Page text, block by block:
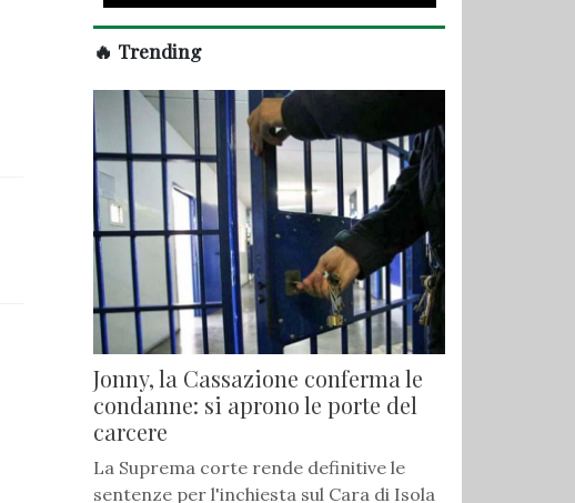
🔥 Trending
Jonny, la Cassazione conferma le
condanne: si aprono le porte del
carcere
La Suprema corte rende definitive le
sentenze per l'inchiesta sul Cara di Isola